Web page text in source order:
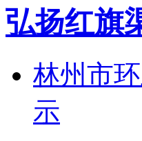
弘扬红旗
林州市
示